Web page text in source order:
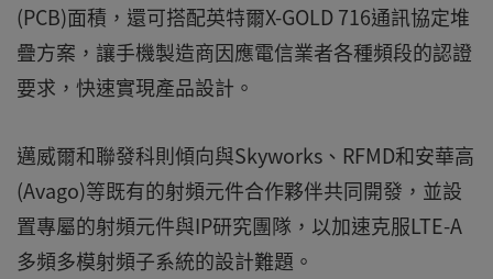
(PCB)面積，還可搭配英特爾X-GOLD 716通訊協定堆
疊方案，讓手機製造商因應電信業者各種頻段的認證
要求，快速實現產品設計。
邁威爾和聯發科則傾向與Skyworks、RFMD和安華高
(Avago)等既有的射頻元件合作夥伴共同開發，並設
置專屬的射頻元件與IP研究團隊，以加速克服LTE-A
多頻多模射頻子系統的設計難題。